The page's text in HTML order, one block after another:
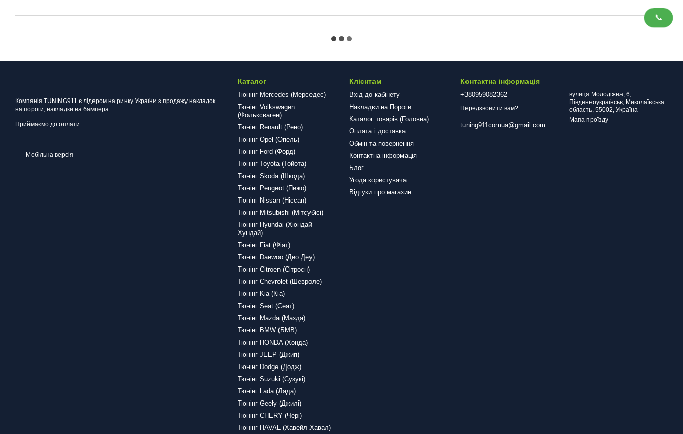
📞
Компанія TUNING911 є лідером на ринку України з продажу накладок
на пороги, накладки на бампера
Приймаємо до оплати
Мобільна версія
Каталог
Тюнінг Mercedes (Мерседес)
Тюнінг Volkswagen
(Фольксваген)
Тюнінг Renault (Рено)
Тюнінг Opel (Опель)
Тюнінг Ford (Форд)
Тюнінг Toyota (Тойота)
Тюнінг Skoda (Шкода)
Тюнінг Peugeot (Пежо)
Тюнінг Nissan (Ніссан)
Тюнінг Mitsubishi (Мітсубісі)
Тюнінг Hyundai (Хюндай
Хундай)
Тюнінг Fiat (Фіат)
Тюнінг Daewoo (Део Деу)
Тюнінг Citroen (Сітроєн)
Тюнінг Chevrolet (Шевроле)
Тюнінг Kia (Кіа)
Тюнінг Seat (Сеат)
Тюнінг Mazda (Мазда)
Тюнінг BMW (БМВ)
Тюнінг HONDA (Хонда)
Тюнінг JEEP (Джип)
Тюнінг Dodge (Додж)
Тюнінг Suzuki (Сузукі)
Тюнінг Lada (Лада)
Тюнінг Geely (Джилі)
Тюнінг CHERY (Чері)
Тюнінг HAVAL (Хавейл Хавал)
Клієнтам
Вхід до кабінету
Накладки на Пороги
Каталог товарів (Головна)
Оплата і доставка
Обмін та повернення
Контактна інформація
Блог
Угода користувача
Відгуки про магазин
Контактна інформація
+380959082362
Передзвонити вам?
tuning911comua@gmail.com
вулиця Молодіжна, 6,
Південноукраїнськ, Миколаївська
область, 55002, Україна
Мапа проїзду